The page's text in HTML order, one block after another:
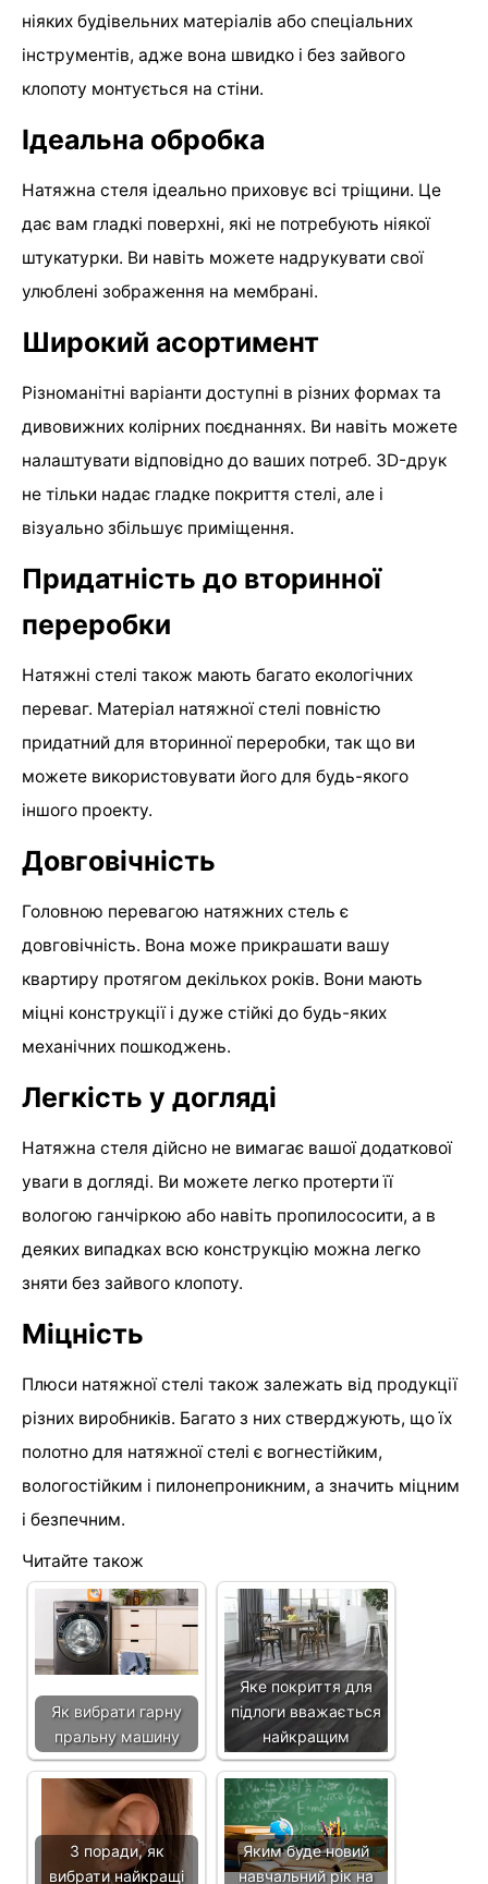
ніяких будівельних матеріалів або спеціальних
інструментів, адже вона швидко і без зайвого
клопоту монтується на стіни.
Ідеальна обробка
Натяжна стеля ідеально приховує всі тріщини. Це
дає вам гладкі поверхні, які не потребують ніякої
штукатурки. Ви навіть можете надрукувати свої
улюблені зображення на мембрані.
Широкий асортимент
Різноманітні варіанти доступні в різних формах та
дивовижних колірних поєднаннях. Ви навіть можете
налаштувати відповідно до ваших потреб. 3D-друк
не тільки надає гладке покриття стелі, але і
візуально збільшує приміщення.
Придатність до вторинної
переробки
Натяжні стелі також мають багато екологічних
переваг. Матеріал натяжної стелі повністю
придатний для вторинної переробки, так що ви
можете використовувати його для будь-якого
іншого проекту.
Довговічність
Головною перевагою натяжних стель є
довговічність. Вона може прикрашати вашу
квартиру протягом декількох років. Вони мають
міцні конструкції і дуже стійкі до будь-яких
механічних пошкоджень.
Легкість у догляді
Натяжна стеля дійсно не вимагає вашої додаткової
уваги в догляді. Ви можете легко протерти її
вологою ганчіркою або навіть пропилососити, а в
деяких випадках всю конструкцію можна легко
зняти без зайвого клопоту.
Міцність
Плюси натяжної стелі також залежать від продукції
різних виробників. Багато з них стверджують, що їх
полотно для натяжної стелі є вогнестійким,
вологостійким і пилонепроникним, а значить міцним
і безпечним.
Читайте також
Як вибрати гарну
пральну машину
Яке покриття для
підлоги вважається
найкращим
3 поради, як
вибрати найкращі
Яким буде новий
навчальний рік на